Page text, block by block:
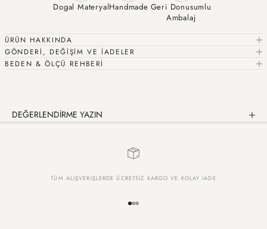
Dogal MateryalHandmade Geri Donusumlu
Ambalaj
ÜRÜN HAKKINDA
GÖNDERİ, DEĞİŞİM VE İADELER
BEDEN & ÖLÇÜ REHBERİ
DEĞERLENDİRME YAZIN
TÜM ALIŞVERİŞLERDE ÜCRETSİZ KARGO VE KOLAY İADE
1 ögesine git
2 ögesine git
3 ögesine git